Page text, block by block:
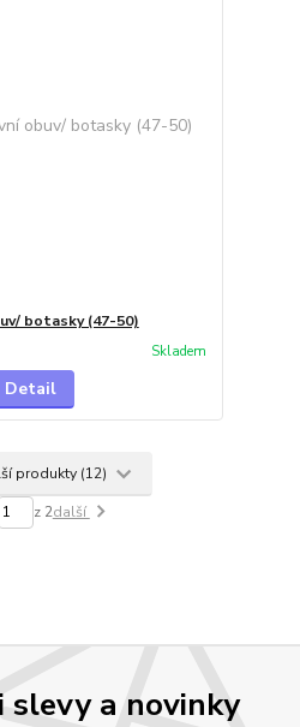
botasky (47-50)
Skladem
Detail
produkty (12)
z 2další
slevy a novinky